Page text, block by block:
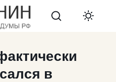
Search
в